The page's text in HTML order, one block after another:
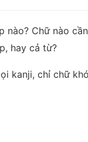
nào? Chữ nào
hay cả từ?
kanji, chỉ chữ